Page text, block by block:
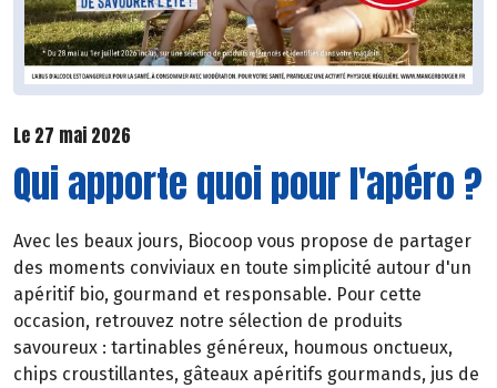
Le 27 mai 2026
Qui apporte quoi pour l'apéro ?
Avec les beaux jours, Biocoop vous propose de partager
des moments conviviaux en toute simplicité autour d'un
apéritif bio, gourmand et responsable. Pour cette
occasion, retrouvez notre sélection de produits
savoureux : tartinables généreux, houmous onctueux,
chips croustillantes, gâteaux apéritifs gourmands, jus de